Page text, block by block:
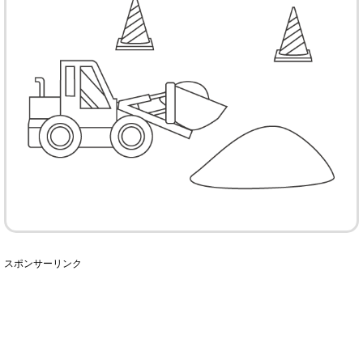
スポンサーリンク